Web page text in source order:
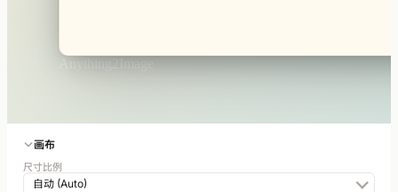
Anything2Image
画布
尺寸比例
自动 (Auto)